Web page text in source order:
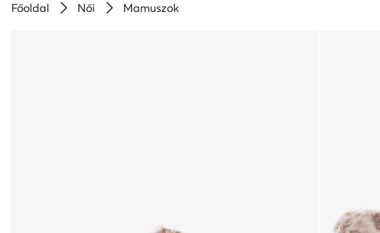
Főoldal Női Mamuszok